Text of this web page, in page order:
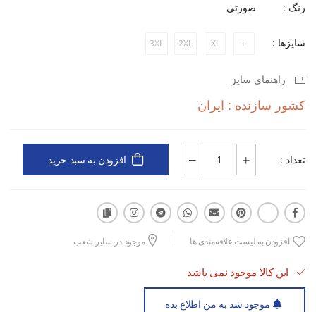
رنگ : صورتی
سایزها : L
XL
2XL
3XL
راهنمای سایز
کشور سازنده : ایران
تعداد : افزودن به سبد خرید
افزودن به لیست علاقه‌مندی ها موجود در سایر شعب
این کالا موجود نمی باشد
موجود شد به من اطلاع بده